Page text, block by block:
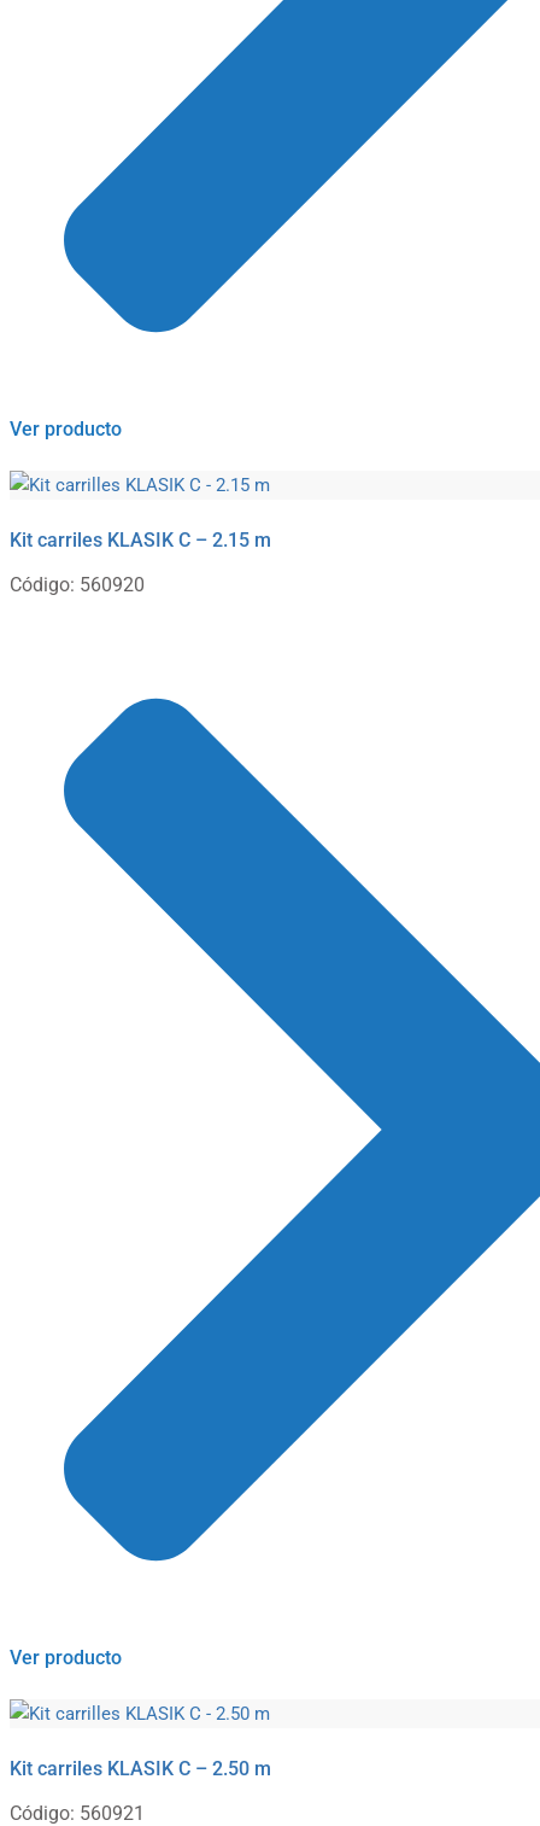
Ver producto
Kit carriles KLASIK C – 2.15 m
Código: 560920
Ver producto
Kit carriles KLASIK C – 2.50 m
Código: 560921